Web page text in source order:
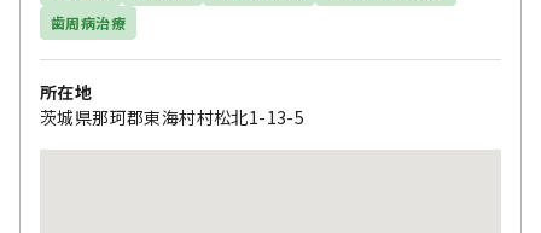
歯周病治療
所在地
茨城県那珂郡東海村村松北1-13-5